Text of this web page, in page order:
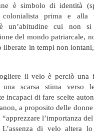
è simbolo di identità
colonialista prima e alla
un’abitudine cui non si
del mondo patriarcale,
in tempi non
il velo è perciò una
scarsa stima verso
incapaci di fare scelte
a proposito delle
l’importanza
di velo altera lo